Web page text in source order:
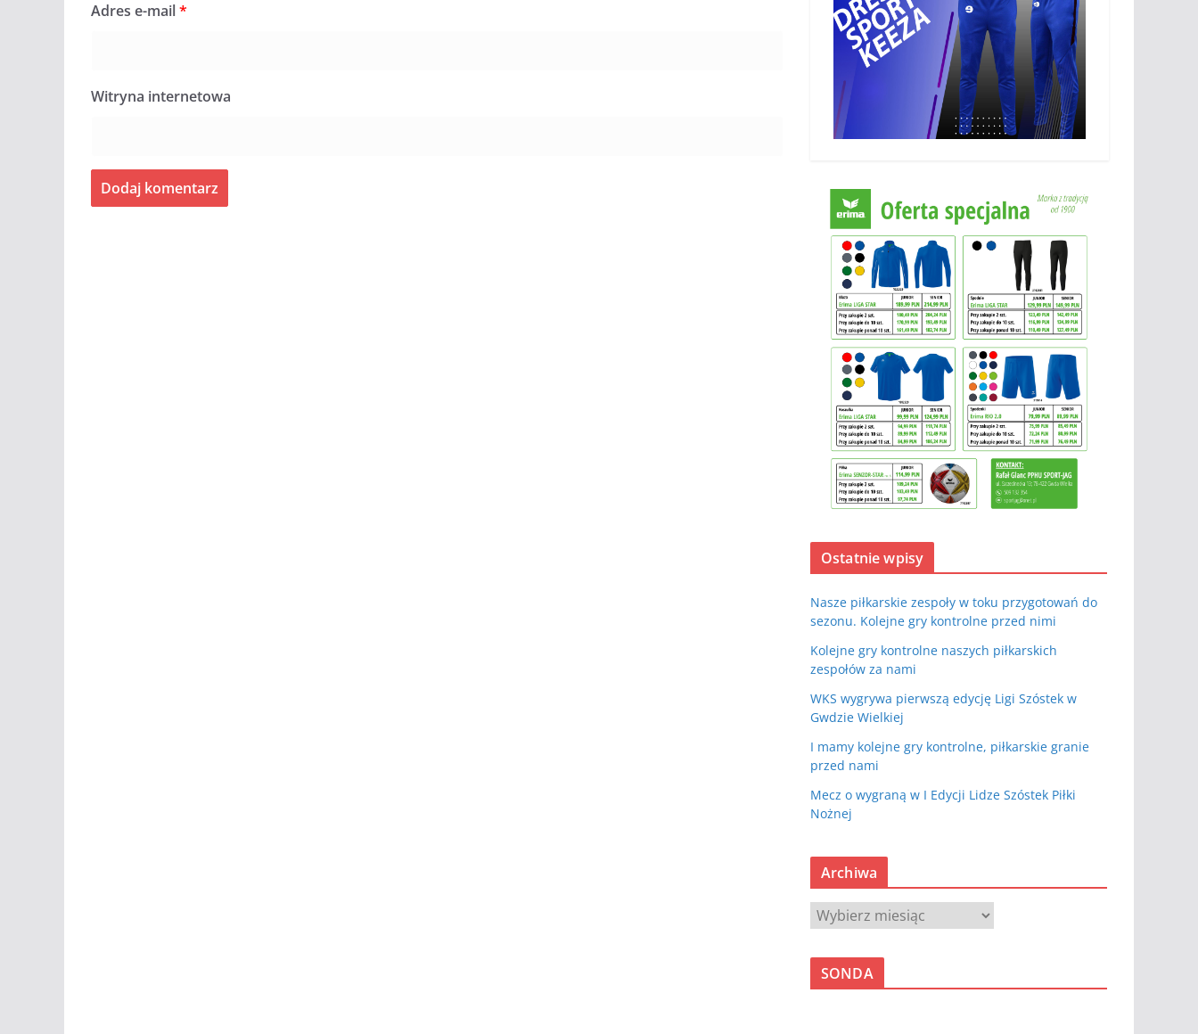
Adres e-mail*
Witryna internetowa
Ostatnie wpisy
Nasze piłkarskie zespoły w toku przygotowań do
sezonu. Kolejne gry kontrolne przed nimi
Kolejne gry kontrolne naszych piłkarskich
zespołów za nami
WKS wygrywa pierwszą edycję Ligi Szóstek w
Gwdzie Wielkiej
I mamy kolejne gry kontrolne, piłkarskie granie
przed nami
Mecz o wygraną w I Edycji Lidze Szóstek Piłki
Nożnej
Archiwa
A
c
SONDA